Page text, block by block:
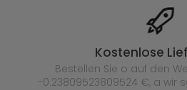
Kostenlose
Bestellen Sie o auf den
-0.23809523809524 €, a wir